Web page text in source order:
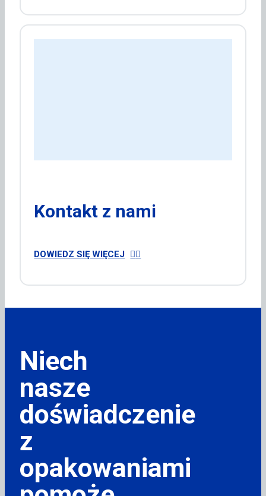
Kontakt z nami
DOWIEDZ SIĘ WIĘCEJ
Niech
nasze
doświadczenie
z
opakowaniami